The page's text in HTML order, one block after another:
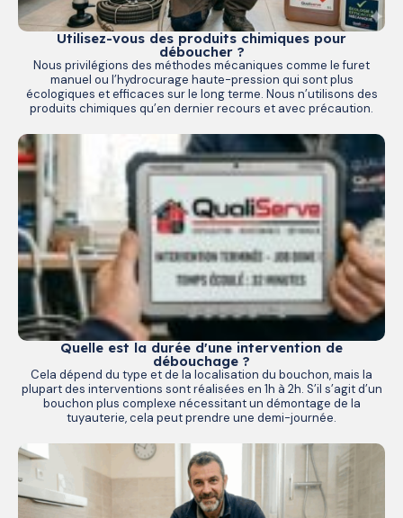
Utilisez-vous des produits chimiques pour
déboucher ?
Nous privilégions des méthodes mécaniques comme le furet
manuel ou l’hydrocurage haute-pression qui sont plus
écologiques et efficaces sur le long terme. Nous n’utilisons des
produits chimiques qu’en dernier recours et avec précaution.
Quelle est la durée d'une intervention de
débouchage ?
Cela dépend du type et de la localisation du bouchon, mais la
plupart des interventions sont réalisées en 1h à 2h. S’il s’agit d’un
bouchon plus complexe nécessitant un démontage de la
tuyauterie, cela peut prendre une demi-journée.